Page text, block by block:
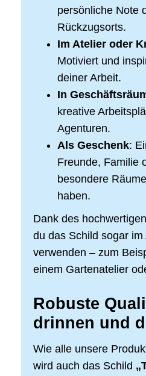
persönliche Note
Rückzugsorts.
Im Atelier oder
Motiviert und
deiner Arbeit.
In
kreative
Agenturen.
Als Geschenk:
Freunde, Familie
besondere
haben.
Dank des
du das Schild sogar
verwenden – zum
einem Gartenatelier
Robuste
drinnen und
Wie alle unsere
wird auch das Schild